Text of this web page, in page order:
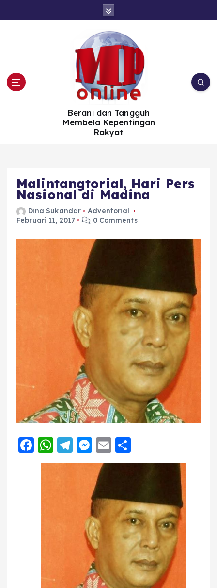
Berani dan Tangguh
Membela Kepentingan
Rakyat
Malintangtorial, Hari Pers
Nasional di Madina
Dina Sukandar
Adventorial
Februari 11, 2017
0 Comments
F
a
W
h
T
el
m
M
e
ss
e
n
g
er
E
m h